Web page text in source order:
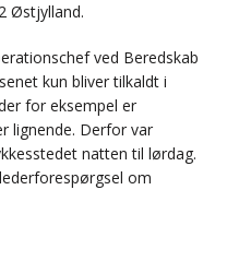
Østjylland.
ved Beredskab
kun bliver tilkaldt i
for eksempel er
lignende. Derfor var
natten til lørdag.
om